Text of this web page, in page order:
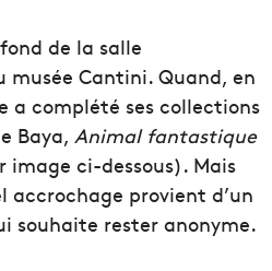
de la salle
Cantini. Quand, en
a complété ses collections
Baya, Animal fantastique
image ci-dessous). Mais
accrochage provient d’un
souhaite rester anonyme.